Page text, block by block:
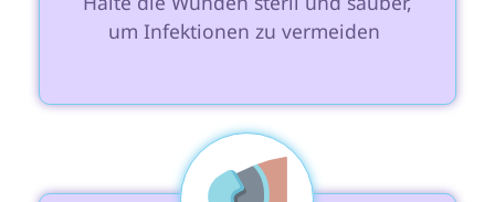
um Infektionen zu vermeiden